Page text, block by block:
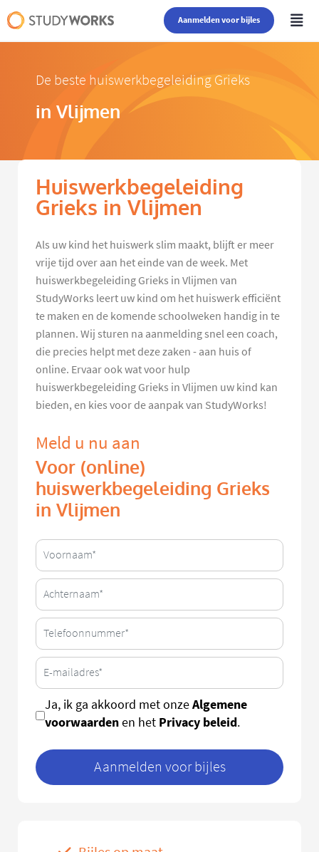
Aanmelden voor bijles
De beste huiswerkbegeleiding Grieks
in Vlijmen
Huiswerkbegeleiding
Grieks in Vlijmen
Als uw kind het huiswerk slim maakt, blijft er meer
vrije tijd over aan het einde van de week. Met
huiswerkbegeleiding Grieks in Vlijmen van
StudyWorks leert uw kind om het huiswerk efficiënt
te maken en de komende schoolweken handig in te
plannen. Wij sturen na aanmelding snel een coach,
die precies helpt met deze zaken - aan huis of
online. Ervaar ook wat voor hulp
huiswerkbegeleiding Grieks in Vlijmen uw kind kan
bieden, en kies voor de aanpak van StudyWorks!
Meld u nu aan
Voor (online)
huiswerkbegeleiding Grieks
in Vlijmen
Ja, ik ga akkoord met onzeAlgemene
voorwaardenen het Privacy beleid.
Aanmelden voor bijles